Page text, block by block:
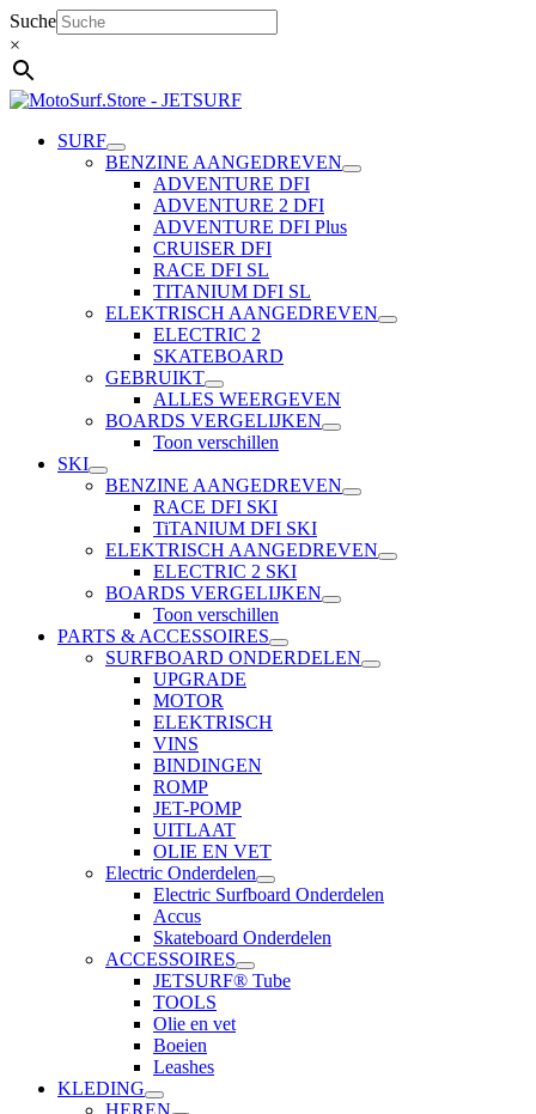
Ga
naar
de
inhoud
Suche
×
SURF
BENZINE AANGEDREVEN
ADVENTURE DFI
ADVENTURE 2 DFI
ADVENTURE DFI Plus
CRUISER DFI
RACE DFI SL
TITANIUM DFI SL
ELEKTRISCH AANGEDREVEN
ELECTRIC 2
SKATEBOARD
GEBRUIKT
ALLES WEERGEVEN
BOARDS VERGELIJKEN
Toon verschillen
SKI
BENZINE AANGEDREVEN
RACE DFI SKI
TiTANIUM DFI SKI
ELEKTRISCH AANGEDREVEN
ELECTRIC 2 SKI
BOARDS VERGELIJKEN
Toon verschillen
PARTS & ACCESSOIRES
SURFBOARD ONDERDELEN
UPGRADE
MOTOR
ELEKTRISCH
VINS
BINDINGEN
ROMP
JET-POMP
UITLAAT
OLIE EN VET
Electric Onderdelen
Electric Surfboard Onderdelen
Accus
Skateboard Onderdelen
ACCESSOIRES
JETSURF® Tube
TOOLS
Olie en vet
Boeien
Leashes
KLEDING
HEREN